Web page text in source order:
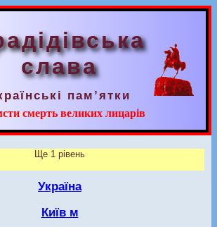
слава
пам’ятки
смерть великих лицарів
Ще 1 рівень
Україна
Київ м